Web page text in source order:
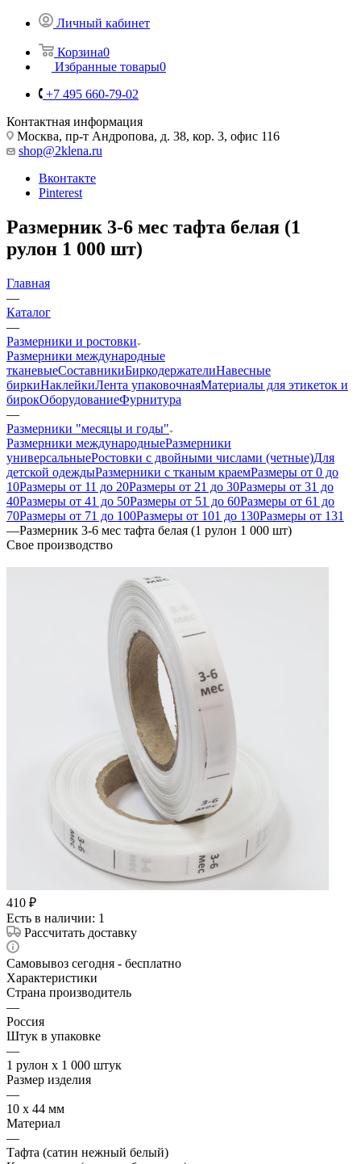
Личный кабинет
Корзина0
Избранные товары0
+7 495 660-79-02
Контактная информация
Москва, пр-т Андропова, д. 38, кор. 3, офис 116
shop@2klena.ru
Вконтакте
Pinterest
Размерник 3-6 мес тафта белая (1
рулон 1 000 шт)
Главная
—
Каталог
—
Размерники и ростовки
Размерники международные
тканевыеСоставникиБиркодержателиНавесные
биркиНаклейкиЛента упаковочнаяМатериалы для этикеток и
бирокОборудованиеФурнитура
—
Размерники "месяцы и годы"
Размерники международныеРазмерники
универсальныеРостовки с двойными числами (четные)Для
детской одеждыРазмерники с тканым краемРазмеры от 0 до
10Размеры от 11 до 20Размеры от 21 до 30Размеры от 31 до
40Размеры от 41 до 50Размеры от 51 до 60Размеры от 61 до
70Размеры от 71 до 100Размеры от 101 до 130Размеры от 131
—Размерник 3-6 мес тафта белая (1 рулон 1 000 шт)
Свое производство
410 ₽
Есть в наличии: 1
Рассчитать доставку
Самовывоз сегодня - бесплатно
Характеристики
Страна производитель
—
Россия
Штук в упаковке
—
1 рулон х 1 000 штук
Размер изделия
—
10 х 44 мм
Материал
—
Тафта (сатин нежный белый)